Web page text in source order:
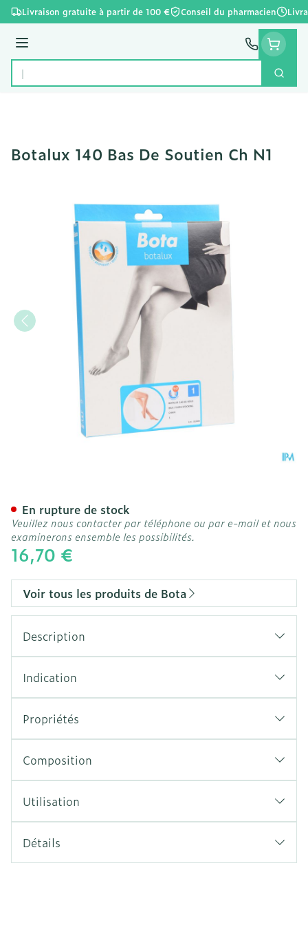
Aller au contenu
Livraison gratuite à partir de 100 € Conseil du pharmacien
Menu
Rechercher
Botalux 140 Bas De Soutien Ch N1
16,70 €
En rupture de stock
Veuillez nous contacter par téléphone ou par e-mail et nous
examinerons ensemble les possibilités.
Voir tous les produits de Bota
Description
Indication
Propriétés
Composition
Utilisation
Détails